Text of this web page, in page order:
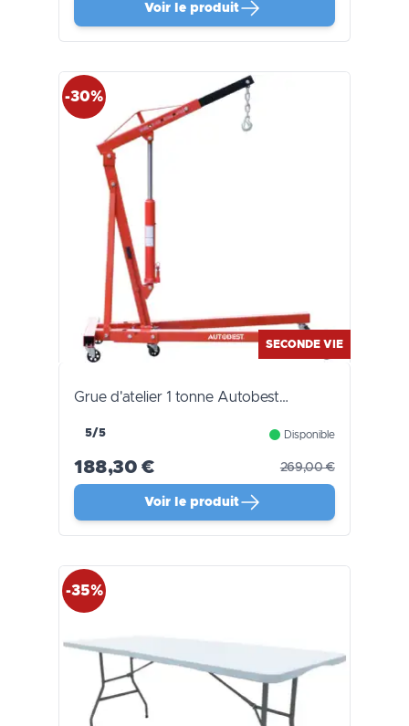
Voir le produit
-30%
SECONDE VIE
Grue d'atelier 1 tonne Autobest…
5/5 Disponible
188,30 € 269,00 €
Voir le produit
-35%